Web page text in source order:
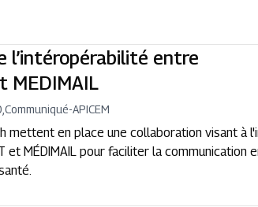
l’intéropérabilité entre
MEDIMAIL
,Communiqué-APICEM
mettent en place une collaboration visant
et MÉDIMAIL pour faciliter la